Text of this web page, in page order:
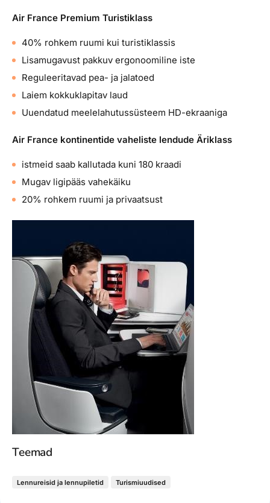
Air France Premium Turistiklass
40% rohkem ruumi kui turistiklassis
Lisamugavust pakkuv ergonoomiline iste
Reguleeritavad pea- ja jalatoed
Laiem kokkuklapitav laud
Uuendatud meelelahutussüsteem HD-ekraaniga
Air France kontinentide vaheliste lendude Äriklass
istmeid saab kallutada kuni 180 kraadi
Mugav ligipääs vahekäiku
20% rohkem ruumi ja privaatsust
Teemad
Lennureisid ja lennupiletid Turismiuudised